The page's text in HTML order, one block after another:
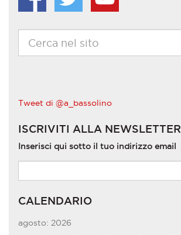
Tweet di @a_bassolino
ISCRIVITI ALLA NEWSLETTER
Inserisci qui sotto il tuo indirizzo email
CALENDARIO
agosto: 2026